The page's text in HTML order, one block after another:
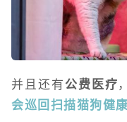
并且还有 公费医疗
会巡回扫描猫狗健康